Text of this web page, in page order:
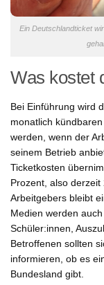
Ein Deutschlandticket
Was kostet
Bei Einführung wird
monatlich
werden, wenn der
seinem Betrieb
Ticketkosten
Prozent, also
Arbeitgebers bleibt
Medien werden
Schüler:innen,
Betroffenen sollten
informieren, ob es
Bundesland gibt.